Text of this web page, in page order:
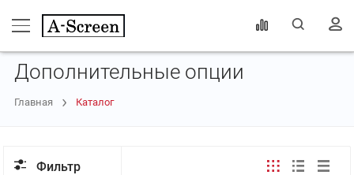
Дополнительные опции
Главная Каталог
Фильтр